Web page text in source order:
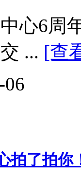
心6周
... [查
06
拍了拍你